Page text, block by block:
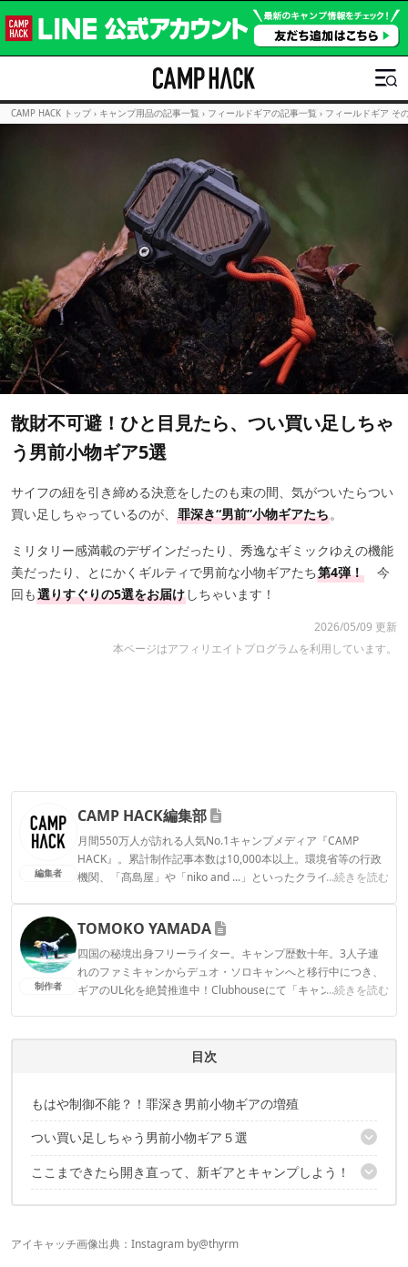
CAMP HACK トップ › キャンプ用品の記事一覧 › フィールドギアの記事一覧 › フィールドギア そ
散財不可避！ひと目見たら、つい買い足しちゃ
う男前小物ギア5選
サイフの紐を引き締める決意をしたのも束の間、気がついたらつい
買い足しちゃっているのが、 罪深き“男前”小物ギアたち。
ミリタリー感満載のデザインだったり、秀逸なギミックゆえの機能
美だったり、とにかくギルティで男前な小物ギアたち第4弾！ 今
回も選りすぐりの5選をお届け しちゃいます！
2026/05/09 更新
本ページはアフィリエイトプログラムを利用しています。
編集者
CAMP HACK編集部
月間550万人が訪れる人気No.1キャンプメディア『CAMP
HACK』。累計制作記事本数は10,000本以上。環境省等の行政
機関、「髙島屋」や「niko and ...」といったクライアントとの
...続きを読む
CAMP HACK編集部のプロフィール
制作者
TOMOKO YAMADA
四国の秘境出身フリーライター。キャンプ歴数十年。3人子連
れのファミキャンからデュオ・ソロキャンへと移行中につき、
ギアのUL化を絶賛推進中！Clubhouseにて「キャンパーさんよ
...続きを読む
TOMOKO YAMADAのプロフィール
目次
もはや制御不能？！罪深き男前小物ギアの増殖
つい買い足しちゃう男前小物ギア５選
1｜“間に合わせ”じゃないマルチツール「DIME BK 31-001134」
「TSUTSU」
ここまできたら開き直って、新ギアとキャンプしよう！
アイキャッチ画像出典：Instagram by@thyrm